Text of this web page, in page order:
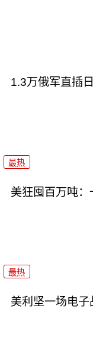
1.3万俄军直插
最热
美狂囤百万吨
最热
美利坚一场电子